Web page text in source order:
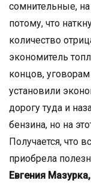
сомнительные,
потому, что
количество
экономитель
концов,
установили
дорогу туда и
бензина, но на
Получается, что
приобрела
Евгения